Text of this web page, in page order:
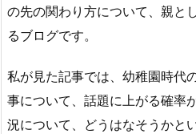
の先の関わり方について、親と
るブログです。
私が見た記事では、幼稚園時代
事について、話題に上がる確率
況について、どうはなそうかと